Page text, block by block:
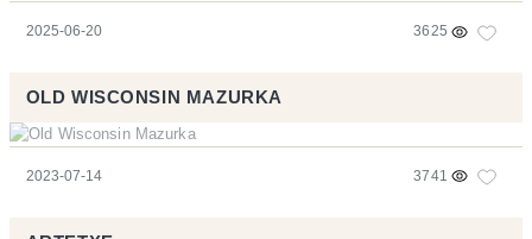
2025-06-20 3625
OLD WISCONSIN MAZURKA
2023-07-14 3741